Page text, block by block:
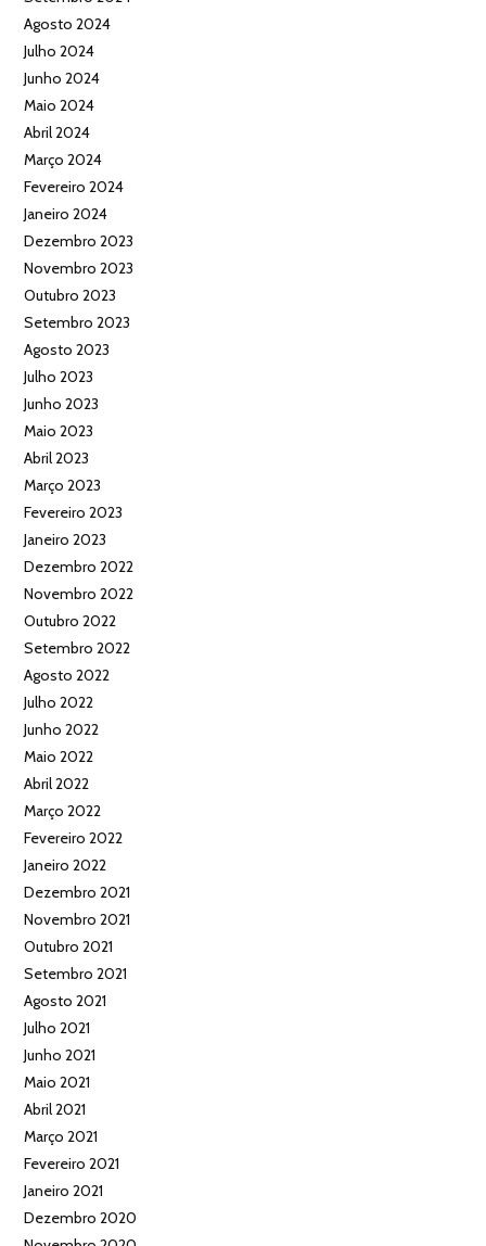
Agosto 2024
Julho 2024
Junho 2024
Maio 2024
Abril 2024
Março 2024
Fevereiro 2024
Janeiro 2024
Dezembro 2023
Novembro 2023
Outubro 2023
Setembro 2023
Agosto 2023
Julho 2023
Junho 2023
Maio 2023
Abril 2023
Março 2023
Fevereiro 2023
Janeiro 2023
Dezembro 2022
Novembro 2022
Outubro 2022
Setembro 2022
Agosto 2022
Julho 2022
Junho 2022
Maio 2022
Abril 2022
Março 2022
Fevereiro 2022
Janeiro 2022
Dezembro 2021
Novembro 2021
Outubro 2021
Setembro 2021
Agosto 2021
Julho 2021
Junho 2021
Maio 2021
Abril 2021
Março 2021
Fevereiro 2021
Janeiro 2021
Dezembro 2020